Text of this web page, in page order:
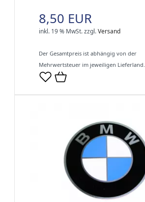
8,50 EUR
inkl. 19 % MwSt.zzgl.Versand
Der Gesamtpreis ist abhängig von der
Mehrwertsteuer im jeweiligen Lieferland.